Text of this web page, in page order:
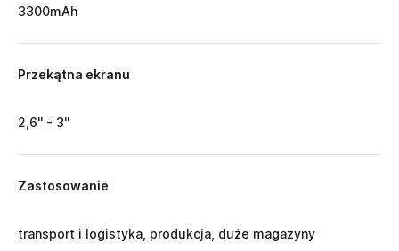
3300mAh
Przekątna ekranu
2,6'' - 3''
Zastosowanie
transport i logistyka, produkcja, duże magazyny